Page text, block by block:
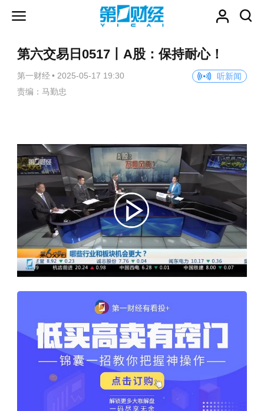
第六交易日0517丨A股：保持耐心！
第一财经 • 2025-05-17 19:30
听新闻
责编：马勤忠